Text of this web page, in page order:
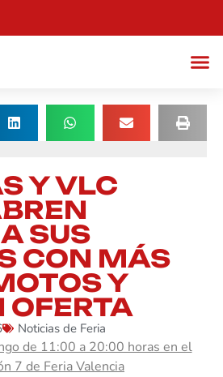
Y VLC
SUS
CON MÁS
Y
OFERTA
Noticias de Feria
de 11:00 a 20:00 horas en el
7 de Feria Valencia